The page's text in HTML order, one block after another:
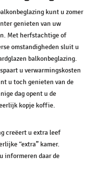
kunt u zomer
genieten van uw
Met herfstachtige of
omstandigheden sluit u
balkonbeglazing.
u verwarmingskosten
u toch genieten van de
dag opent u de
kopje koffie.
creëert u extra leef
“extra” kamer.
informeren daar de